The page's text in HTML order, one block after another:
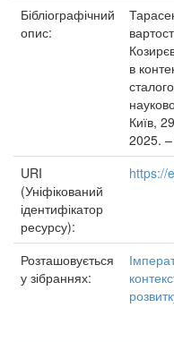
Бібліографічний
опис:
в
Київ,
2025.
URI
(Уніфікований
ідентифікатор
ресурсу):
https://
Розташовується
у зібраннях: